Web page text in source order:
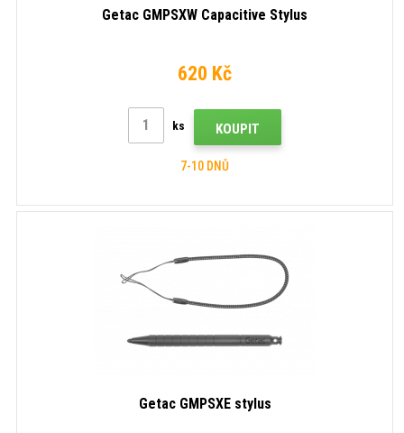
Getac GMPSXW Capacitive Stylus
620 Kč
ks KOUPIT
7-10 DNŮ
Getac GMPSXE stylus